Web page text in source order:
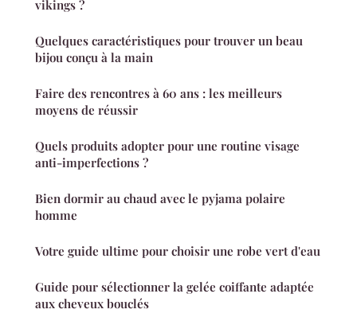
vikings ?
Quelques caractéristiques pour trouver un beau
bijou conçu à la main
Faire des rencontres à 60 ans : les meilleurs
moyens de réussir
Quels produits adopter pour une routine visage
anti-imperfections ?
Bien dormir au chaud avec le pyjama polaire
homme
Votre guide ultime pour choisir une robe vert d'eau
Guide pour sélectionner la gelée coiffante adaptée
aux cheveux bouclés